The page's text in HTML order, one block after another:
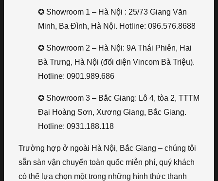
✪ Showroom 1 – Hà Nội : 25/73 Giang Văn
Minh, Ba Đình, Hà Nội. Hotline: 096.576.8688
✪ Showroom 2 – Hà Nội: 9A Thái Phiên, Hai
Bà Trưng, Hà Nội (đối diện Vincom Bà Triệu).
Hotline: 0901.989.686
✪ Showroom 3 – Bắc Giang: Lô 4, tòa 2, TTTM
Đại Hoàng Sơn, Xương Giang, Bắc Giang.
Hotline: 0931.188.118
Trường hợp ở ngoài Hà Nội, Bắc Giang – chúng tôi
sẵn sàn vận chuyển toàn quốc miễn phí, quý khách
có thể lựa chọn một trong những hình thức thanh